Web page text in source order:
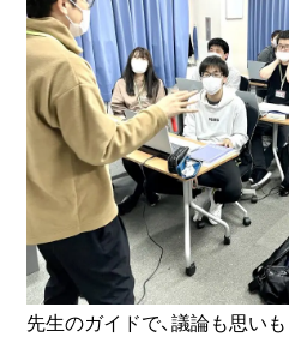
先生のガイドで、議論も思い